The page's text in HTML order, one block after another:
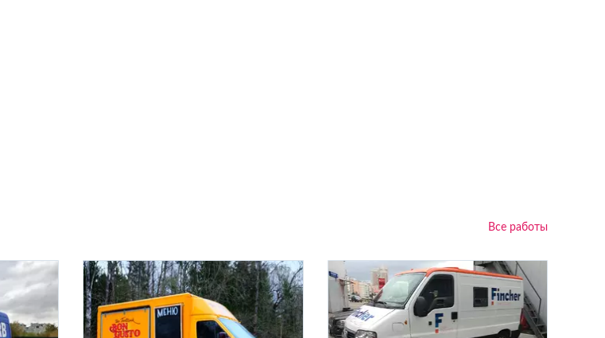
Все работы